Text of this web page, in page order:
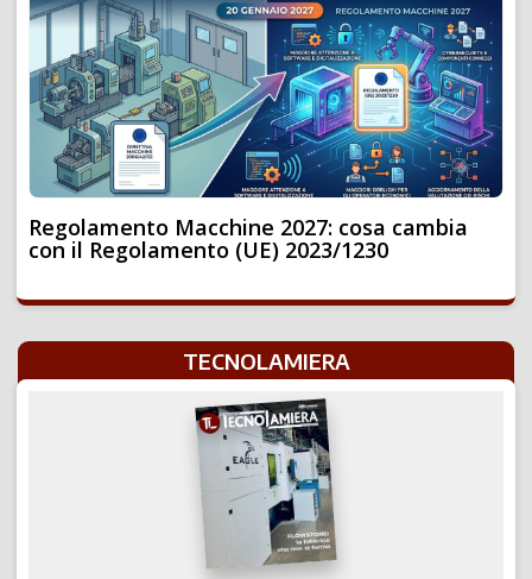
Regolamento Macchine 2027: cosa cambia
con il Regolamento (UE) 2023/1230
TECNOLAMIERA